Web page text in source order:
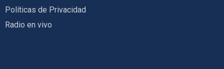
Políticas de Privacidad
Radio en vivo